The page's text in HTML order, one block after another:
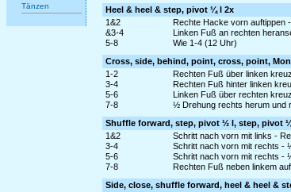
Tänzen
Heel & heel & step, pivot ¼ l 2x
1&2
Rechte Hacke vorn auftippen
&3-4
Linken Fuß an rechten
5-8
Wie 1-4 (12 Uhr)
Cross, side, behind, point, cross, point,
1-2
Rechten Fuß über linken
3-4
Rechten Fuß hinter linken
5-6
Linken Fuß über rechten
7-8
½ Drehung rechts herum und
Shuffle forward, step, pivot ½ l, step, pivot
1&2
Schritt nach vorn mit links -
3-4
Schritt nach vorn mit rechts -
5-6
Schritt nach vorn mit rechts -
7-8
Rechten Fuß neben linkem
Side, close, shuffle forward, heel & heel &